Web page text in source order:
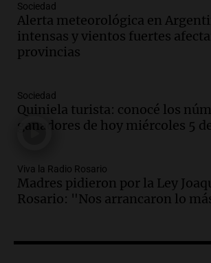
Audio.
Historiador de la UBA
marcha atrás en la Ley de
“Frenamos un saqueo de
Amamos Argentina
Audio.
Federal Sancor Seguros y
nuevo tema a Cadena 3
Audio.Cierre del Paso
Cristo Redentor por
nieve se extiende a 22 días
Sociedad
Alerta meteorológica en
intensas y vientos fuertes
provincias
Sociedad
Quiniela turista: conocé los
ganadores de hoy miércoles 5
Viva la Radio Rosario
Madres pidieron por la Ley
Rosario: "Nos arrancaron lo